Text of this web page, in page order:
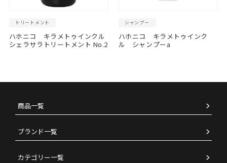
トリートメント
ハホニコ キラメトゥインクル
シェラサラトリートメント No.2
シャンプー
ハホニコ キラメトゥインク
ル シャンプーa
商品一覧
ブランド一覧
カテゴリー一覧